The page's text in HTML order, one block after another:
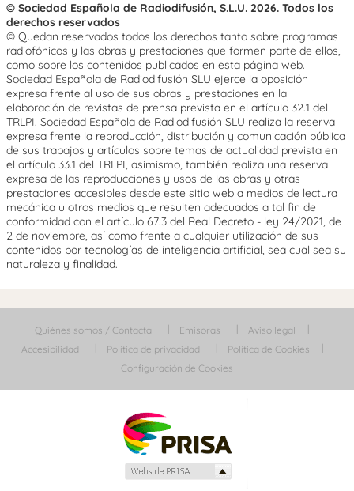
© Sociedad Española de Radiodifusión, S.L.U. 2026. Todos los
derechos reservados
© Quedan reservados todos los derechos tanto sobre programas
radiofónicos y las obras y prestaciones que formen parte de ellos,
como sobre los contenidos publicados en esta página web.
Sociedad Española de Radiodifusión SLU ejerce la oposición
expresa frente al uso de sus obras y prestaciones en la
elaboración de revistas de prensa prevista en el artículo 32.1 del
TRLPI. Sociedad Española de Radiodifusión SLU realiza la reserva
expresa frente la reproducción, distribución y comunicación pública
de sus trabajos y artículos sobre temas de actualidad prevista en
el artículo 33.1 del TRLPI, asimismo, también realiza una reserva
expresa de las reproducciones y usos de las obras y otras
prestaciones accesibles desde este sitio web a medios de lectura
mecánica u otros medios que resulten adecuados a tal fin de
conformidad con el artículo 67.3 del Real Decreto - ley 24/2021, de
2 de noviembre, así como frente a cualquier utilización de sus
contenidos por tecnologías de inteligencia artificial, sea cual sea su
naturaleza y finalidad.
Quiénes somos / Contacta Emisoras
Aviso legal
Accesibilidad
Política de privacidad
Política de Cookies
Configuración de Cookies